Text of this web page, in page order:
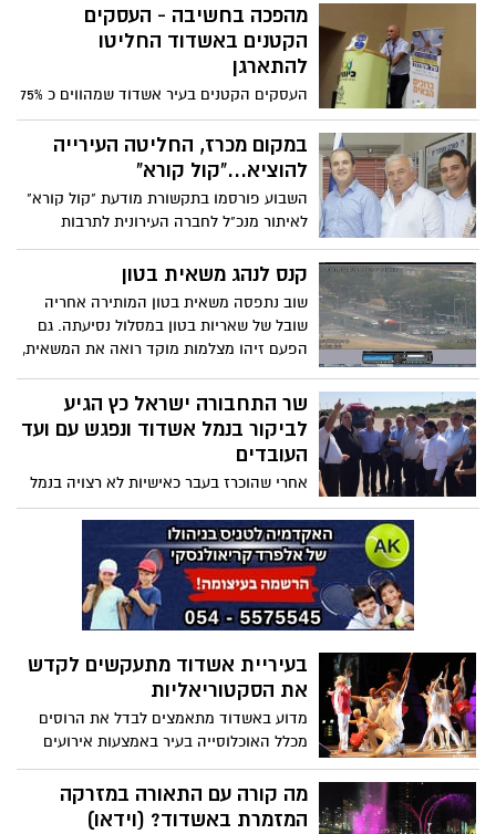
מהפכה בחשיבה - העסקים
הקטנים באשדוד החליטו
להתארגן
העסקים הקטנים בעיר אשדוד שמהווים כ 75%
מהכנסות העירייה ומרגישים שהם מצד אחד
מחלבת כספים של העירייה אך מצד שני לא
מקבלים שירותים ראויים ונאלצים להתמודד
להתארגן.
במקום מכרז, החליטה העירייה
להוציא..."קול קורא"
השבוע פורסמו בתקשורת מודעת "קול קורא"
לאיתור מנכ"ל לחברה העירונית לתרבות
ופנאי. חברת המועצה הלן גלבר טוענת כי זו
התנערות מחובתה של העירייה לפרסם מכרז
קנס לנהג משאית בטון
שוב נתפסה משאית בטון המותירה אחריה
שובל של שאריות בטון במסלול נסיעתה. גם
הפעם זיהו מצלמות מוקד רואה את המשאית,
לאתר ולטפל בנהג ובחברת הבטון. בעירייה
ממשיכים במדיניות המבטיחה כי המרחב
הציבורי חייב להישאר נקי מכל מפגע.
שר התחבורה ישראל כץ הגיע
לביקור בנמל אשדוד ונפגש עם ועד
העובדים
אחרי שהוכרז בעבר כאישיות לא רצויה בנמל
אשדוד, ביקור מפתיע היום של שר התחבורה
ישראל כץ בנמל אשדוד. את הביקור הוביל
יו"ר ועד העובדים אבינועם שושן. בפגישה
שנערכה לאחר הסיור שיבח ראש העיר
אשדוד, שהיה נוכח בפגישה, את אבינועם
שושן ואמר "אנחנו רואים עין בעין את מאבק
בעיריית אשדוד מתעקשים לקדש
את הסקטוריאליות
מדוע באשדוד מתאמצים לבדל את הרוסים
מכלל האוכלוסייה בעיר באמצעות אירועים
ייחודיים המתפרסמים אך ורק לאוכלוסיה
הרוסית בלבד? מדוע באשדוד 2015 ממשיכים
לפלג במקום לאחד?
מה קורה עם התאורה במזרקה
המזמרת באשדוד? (וידאו)